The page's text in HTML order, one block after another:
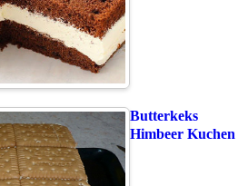
Butterkeks
Himbeer Kuchen